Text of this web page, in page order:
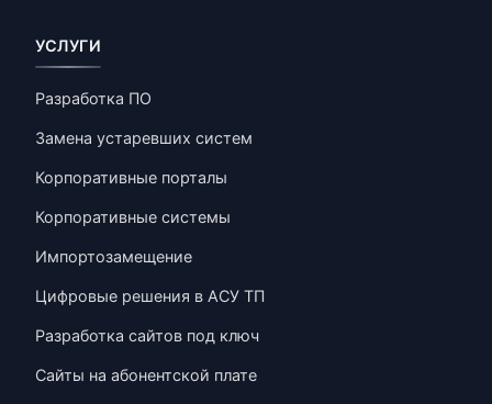
УСЛУГИ
Разработка ПО
Замена устаревших систем
Корпоративные порталы
Корпоративные системы
Импортозамещение
Цифровые решения в АСУ ТП
Разработка сайтов под ключ
Сайты на абонентской плате